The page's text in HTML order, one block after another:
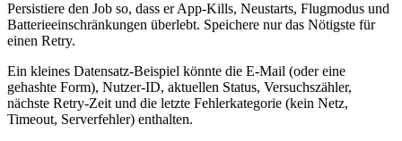
Persistiere den Job so, dass er App‑Kills, Neustarts, Flugmodus und
Batterieeinschränkungen überlebt. Speichere nur das Nötigste für
einen Retry.
Ein kleines Datensatz‑Beispiel könnte die E‑Mail (oder eine
gehashte Form), Nutzer‑ID, aktuellen Status, Versuchszähler,
nächste Retry‑Zeit und die letzte Fehlerkategorie (kein Netz,
Timeout, Serverfehler) enthalten.